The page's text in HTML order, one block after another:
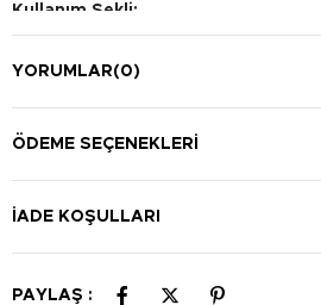
Kullanım Şekli:
Bir pamuğa ürünü dökün ve cildinizi
gerektirmez. Sabah ve akşam düzenli
YORUMLAR(0)
ÖDEME SEÇENEKLERI
İADE KOŞULLARI
PAYLAŞ :